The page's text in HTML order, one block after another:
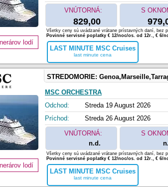
VNÚTORNÁ:
829,00
S
LAST MINUTE MSC Cruises
last minute cena
lodí
Všetky ceny sú uvádzané vrátane prístavných daní, bez
Povinné servisné poplatky € 12/noc/os. od 12r., € 6/
STREDOMORIE:
MSC ORCHESTRA
Odchod:
Streda 19 August 2026
Príchod:
Streda 26 August 2026
VNÚTORNÁ:
n.d.
S
LAST MINUTE MSC Cruises
last minute cena
lodí
Všetky ceny sú uvádzané vrátane prístavných daní, bez
Povinné servisné poplatky € 12/noc/os. od 12r., € 6/